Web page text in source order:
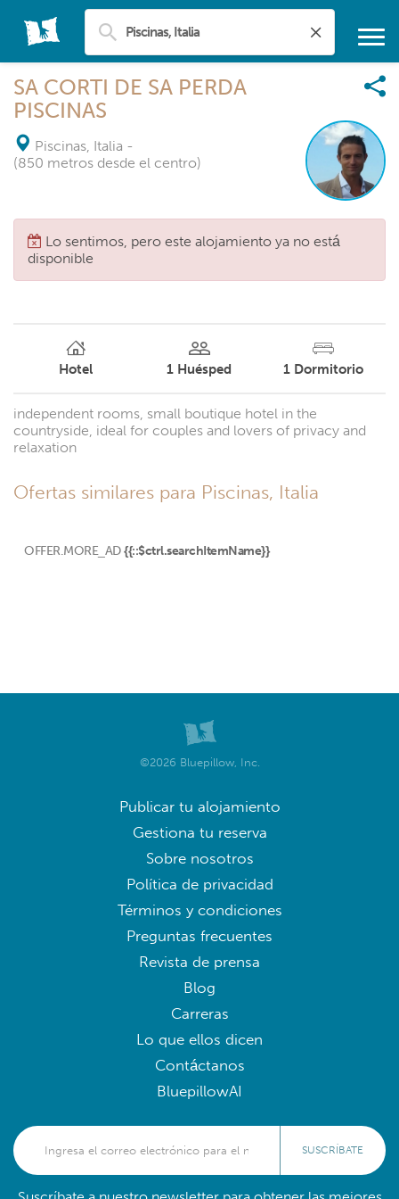
SA CORTI DE SA PERDA
PISCINAS
Piscinas, Italia -
(850 metros desde el centro)
Lo sentimos, pero este alojamiento ya no está
disponible
Hotel 1 Huésped 1 Dormitorio
independent rooms, small boutique hotel in the
countryside, ideal for couples and lovers of privacy and
relaxation
Ofertas similares para Piscinas, Italia
OFFER.MORE_AD {{::$ctrl.searchItemName}}
©2026 Bluepillow, Inc.
Publicar tu alojamiento
Gestiona tu reserva
Sobre nosotros
Política de privacidad
Términos y condiciones
Preguntas frecuentes
Revista de prensa
Blog
Carreras
Lo que ellos dicen
Contáctanos
BluepillowAI
SUSCRÍBATE